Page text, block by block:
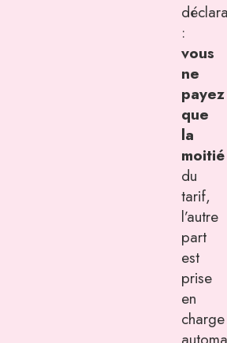
:
vous
ne
payez
que
la
moitié
du
tarif,
l’autre
part
est
prise
en
charge